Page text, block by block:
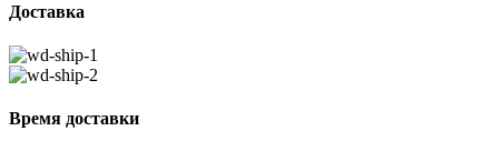
Доставка
Время доставки